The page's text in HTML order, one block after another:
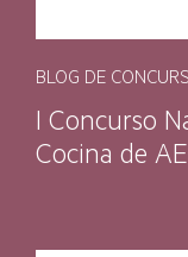
BLOG DE
I Concurso
Cocina de